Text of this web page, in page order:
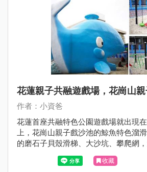
花蓮親子共融遊戲場，花崗山
作者：小資爸
花蓮首座共融特色公園遊戲場就出現
上，花崗山親子戲沙池的鯨魚特色溜
的磨石子貝殼滑梯、大沙坑、攀爬網
樣就不用擔心太陽曬了~蘇花改通了以
就快很多了喔！
收藏